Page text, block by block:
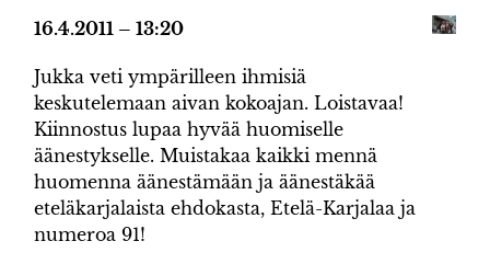
16.4.2011 – 13:20
Jukka veti ympärilleen ihmisiä
keskutelemaan aivan kokoajan. Loistavaa!
Kiinnostus lupaa hyvää huomiselle
äänestykselle. Muistakaa kaikki mennä
huomenna äänestämään ja äänestäkää
eteläkarjalaista ehdokasta, Etelä-Karjalaa ja
numeroa 91!